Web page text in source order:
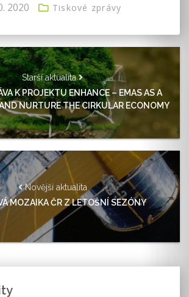
2020 Tiskové zprávy
Starší aktualita
K PROJEKTU ENHANCE – EMAS AS A
NURTURE THE CIRKULAR ECONOMY
Novější aktualita
MOZAIKA ČR Z LETOŠNÍ SEZÓNY